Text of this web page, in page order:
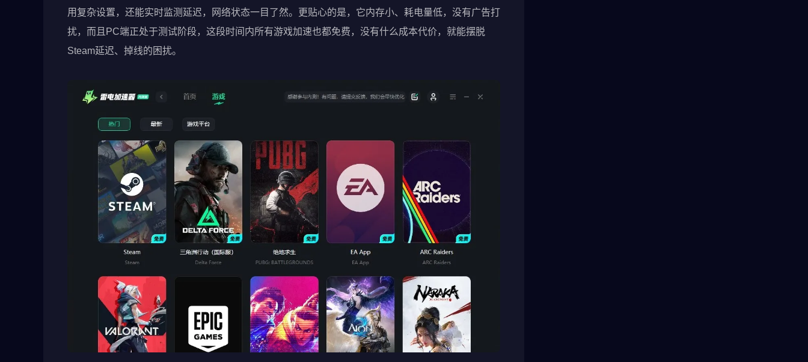
用复杂设置，还能实时监测延迟，网络状态一目了然。更贴心的是，它内存小、耗电量低，没有广告打
扰，而且PC端正处于测试阶段，这段时间内所有游戏加速也都免费，没有什么成本代价，就能摆脱
Steam延迟、掉线的困扰。